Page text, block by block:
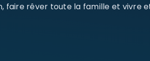
rêver toute la famille et vivre